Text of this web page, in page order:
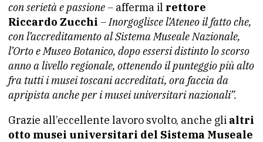
con serietà e passione – afferma il rettore
Riccardo Zucchi – Inorgoglisce l’Ateneo il fatto che,
con l’accreditamento al Sistema Museale Nazionale,
l’Orto e Museo Botanico, dopo essersi distinto lo scorso
anno a livello regionale, ottenendo il punteggio più alto
fra tutti i musei toscani accreditati, ora faccia da
apripista anche per i musei universitari nazionali”.
Grazie all’eccellente lavoro svolto, anche gli altri
otto musei universitari del Sistema Museale